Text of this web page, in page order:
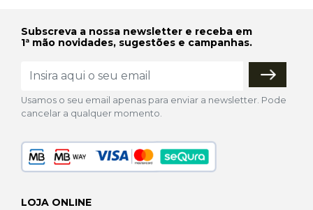
Subscreva a nossa newsletter e receba em
1ª mão novidades, sugestões e campanhas.
Usamos o seu email apenas para enviar a newsletter. Pode
cancelar a qualquer momento.
LOJA ONLINE